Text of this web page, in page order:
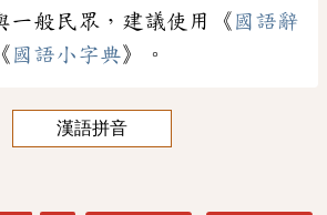
一般民眾，建議使用《 國語辭
國語小字典》。
漢語拼音